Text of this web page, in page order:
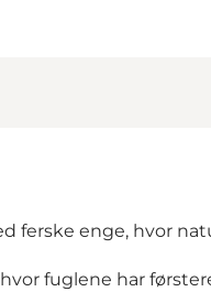
enge, hvor
fuglene har